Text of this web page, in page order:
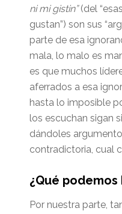
ni mi gistin”(del
gustan”) son sus
parte de esa
mala, lo malo es
es que muchos
aferrados a esa
hasta lo imposible
los escuchan sigan
dándoles
contradictoria, cual
¿Qué
Por nuestra parte,